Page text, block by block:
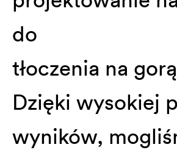
do
tłoczenia na
Dzięki wysokiej
wyników,